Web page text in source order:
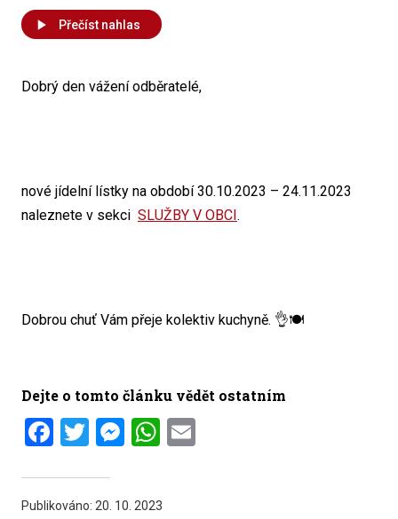
Přečíst nahlas
Dobrý den vážení odběratelé,
nové jídelní lístky na období 30.10.2023 – 24.11.2023
naleznete v sekci SLUŽBY V OBCI.
Dobrou chuť Vám přeje kolektiv kuchyně. 👌🍽️
Dejte o tomto článku vědět ostatním
Facebook
Twitter
Messenger
WhatsApp
Publikováno: 20. 10. 2023